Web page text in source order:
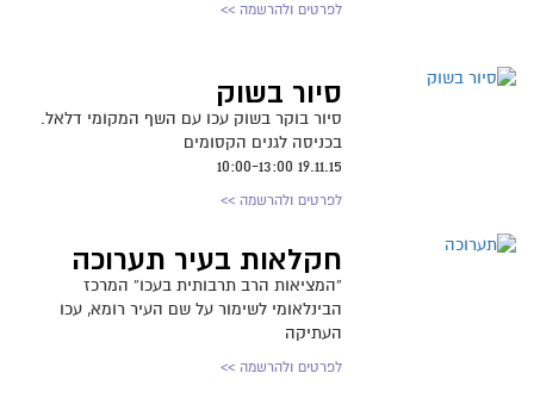
לפרטים ולהרשמה >>
סיור בשוק
סיור בוקר בשוק עכו עם השף המקומי דלאל.
בכניסה לגנים הקסומים
19.11.15 10:00-13:00
לפרטים ולהרשמה >>
חקלאות בעיר תערוכה
“המציאות הרב תרבותית בעכו” המרכז
הבינלאומי לשימור על שם העיר רומא, עכו
העתיקה
לפרטים ולהרשמה >>